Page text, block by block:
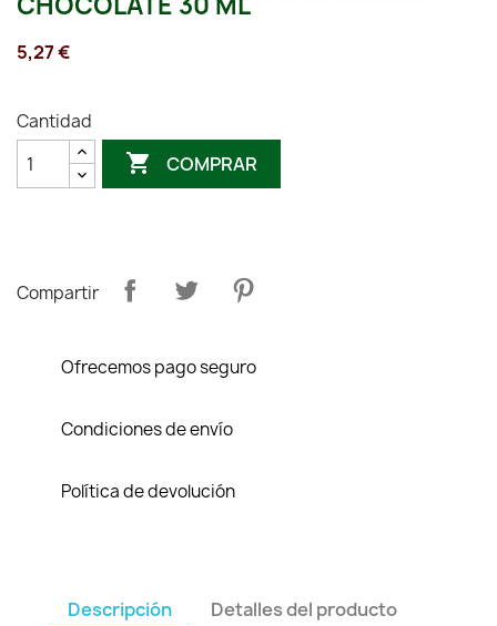
5,27 €
Cantidad
 COMPRAR
Compartir
Ofrecemos pago seguro
Condiciones de envío
Política de devolución
Descripción
Detalles del producto